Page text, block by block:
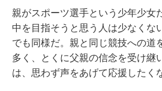
親がスポーツ選手という少年少女
中を目指そうと思う人は少なくな
でも同様だ。親と同じ競技への道
多く、とくに父親の信念を受け継
は、思わず声をあげて応援したく